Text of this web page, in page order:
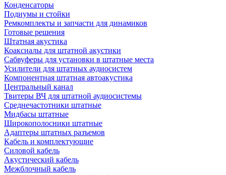
Конденсаторы
Подиумы и стойки
Ремкомплекты и запчасти для динамиков
Готовые решения
Штатная акустика
Коаксиалы для штатной акустики
Сабвуферы для установки в штатные места
Усилители для штатных аудиосистем
Компонентная штатная автоакустика
Центральный канал
Твитеры ВЧ для штатной аудиосистемы
Среднечастотники штатные
Мидбасы штатные
Широкополосники штатные
Адаптеры штатных разъемов
Кабель и комплектующие
Силовой кабель
Акустический кабель
Межблочный кабель